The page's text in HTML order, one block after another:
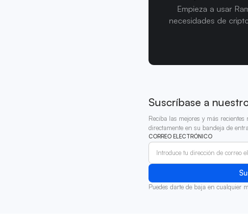
Empieza a usar
necesidades de
Suscríbase a
Reciba las mejores y más
directamente en su bandeja de
CORREO ELECTRÓNICO
Puedes darte de baja en cualquier